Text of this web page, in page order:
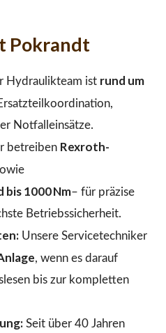
Pokrandt
Hydraulikteam ist rund um
Notfalleinsätze.
betreiben Rexroth-
1000 Nm– für präzise
Betriebssicherheit.
Unsere Servicetechniker
, wenn es darauf
bis zur kompletten
Seit über 40 Jahren